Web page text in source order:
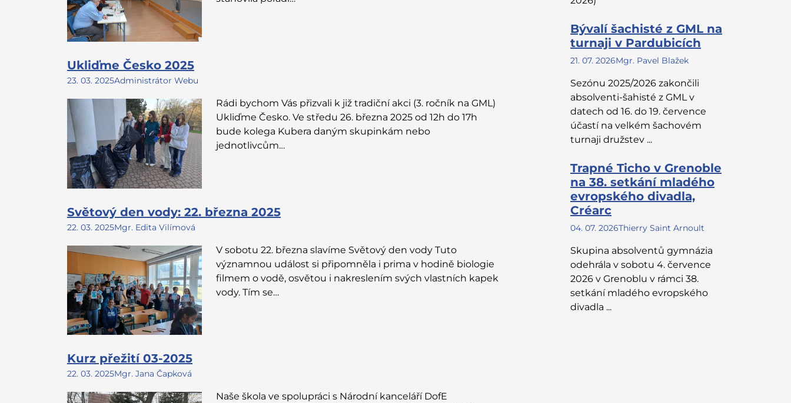
Ukliďme Česko 2025
23. 03. 2025Administrátor Webu
Rádi bychom Vás přizvali k již tradiční akci (3. ročník na GML)
Ukliďme Česko. Ve středu 26. března 2025 od 12h do 17h
bude kolega Kubera daným skupinkám nebo
jednotlivcům…
Světový den vody: 22. března 2025
22. 03. 2025Mgr. Edita Vilímová
V sobotu 22. března slavíme Světový den vody Tuto
významnou událost si připomněla i prima v hodině biologie
filmem o vodě, osvětou i nakreslením svých vlastních kapek
vody. Tím se…
Kurz přežití 03-2025
22. 03. 2025Mgr. Jana Čapková
Naše škola ve spolupráci s Národní kanceláří DofE
Bývalí šachisté z GML na
turnaji v Pardubicích
21. 07. 2026Mgr. Pavel Blažek
Sezónu 2025/2026 zakončili
absolventi-šahisté z GML v
datech od 16. do 19. července
účastí na velkém šachovém
turnaji družstev ...
Trapné Ticho v Grenoble
na 38. setkání mladého
evropského divadla,
Créarc
04. 07. 2026Thierry Saint Arnoult
Skupina absolventů gymnázia
odehrála v sobotu 4. července
2026 v Grenoblu v rámci 38.
setkání mladého evropského
divadla ...